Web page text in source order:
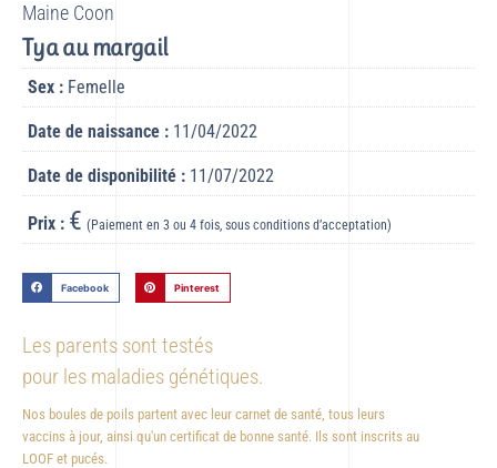
Maine Coon
Tya au margail
Sex : Femelle
Date de naissance : 11/04/2022
Date de disponibilité : 11/07/2022
Prix : € (Paiement en 3 ou 4 fois, sous conditions d’acceptation)
Facebook Pinterest
Les parents sont testés
pour les maladies génétiques.
Nos boules de poils partent avec leur carnet de santé, tous leurs
vaccins à jour, ainsi qu'un certificat de bonne santé. Ils sont inscrits au
LOOF et pucés.